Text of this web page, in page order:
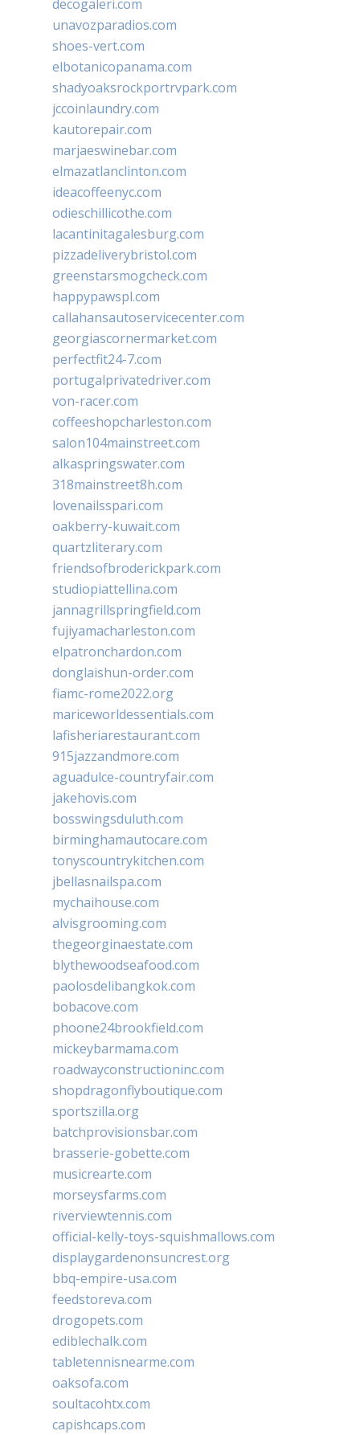
decogaleri.com
unavozparadios.com
shoes-vert.com
elbotanicopanama.com
shadyoaksrockportrvpark.com
jccoinlaundry.com
kautorepair.com
marjaeswinebar.com
elmazatlanclinton.com
ideacoffeenyc.com
odieschillicothe.com
lacantinitagalesburg.com
pizzadeliverybristol.com
greenstarsmogcheck.com
happypawspl.com
callahansautoservicecenter.com
georgiascornermarket.com
perfectfit24-7.com
portugalprivatedriver.com
von-racer.com
coffeeshopcharleston.com
salon104mainstreet.com
alkaspringswater.com
318mainstreet8h.com
lovenailsspari.com
oakberry-kuwait.com
quartzliterary.com
friendsofbroderickpark.com
studiopiattellina.com
jannagrillspringfield.com
fujiyamacharleston.com
elpatronchardon.com
donglaishun-order.com
fiamc-rome2022.org
mariceworldessentials.com
lafisheriarestaurant.com
915jazzandmore.com
aguadulce-countryfair.com
jakehovis.com
bosswingsduluth.com
birminghamautocare.com
tonyscountrykitchen.com
jbellasnailspa.com
mychaihouse.com
alvisgrooming.com
thegeorginaestate.com
blythewoodseafood.com
paolosdelibangkok.com
bobacove.com
phoone24brookfield.com
mickeybarmama.com
roadwayconstructioninc.com
shopdragonflyboutique.com
sportszilla.org
batchprovisionsbar.com
brasserie-gobette.com
musicrearte.com
morseysfarms.com
riverviewtennis.com
official-kelly-toys-squishmallows.com
displaygardenonsuncrest.org
bbq-empire-usa.com
feedstoreva.com
drogopets.com
ediblechalk.com
tabletennisnearme.com
oaksofa.com
soultacohtx.com
capishcaps.com